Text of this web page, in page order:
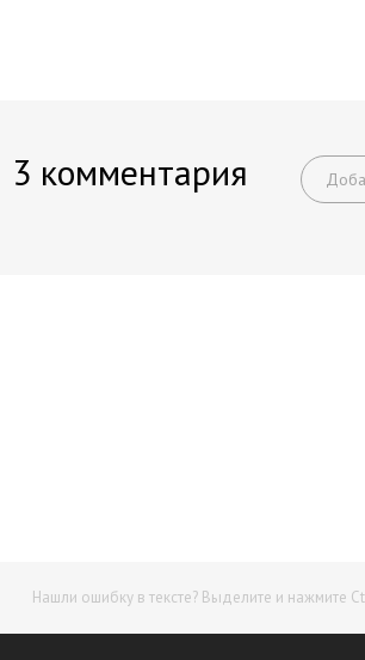
3 комментария
Нашли ошибку в тексте? Выделите и нажмите